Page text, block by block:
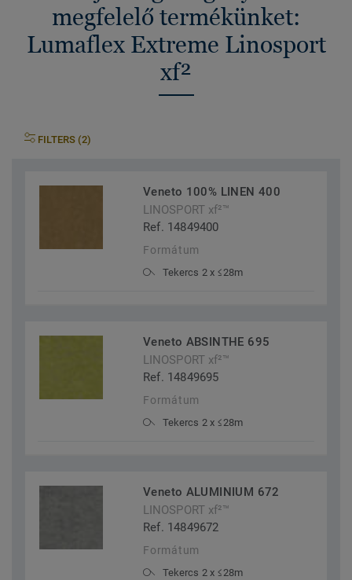
megfelelő termékünket:
Lumaflex Extreme Linosport
xf²
FILTERS (2)
Veneto 100% LINEN 400
LINOSPORT xf²™
Ref. 14849400
Formátum
Tekercs 2 x ≤28m
Veneto ABSINTHE 695
LINOSPORT xf²™
Ref. 14849695
Formátum
Tekercs 2 x ≤28m
Veneto ALUMINIUM 672
LINOSPORT xf²™
Ref. 14849672
Formátum
Tekercs 2 x ≤28m